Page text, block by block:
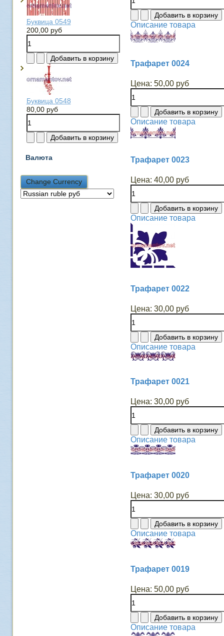
Буквица 0549
200,00 руб
Буквица 0548
80,00 руб
Валюта
Описание товара
Трафарет 0024
Цена: 50,00 руб
Описание товара
Трафарет 0023
Цена: 40,00 руб
Описание товара
Трафарет 0022
Цена: 30,00 руб
Описание товара
Трафарет 0021
Цена: 30,00 руб
Описание товара
Трафарет 0020
Цена: 30,00 руб
Описание товара
Трафарет 0019
Цена: 50,00 руб
Описание товара